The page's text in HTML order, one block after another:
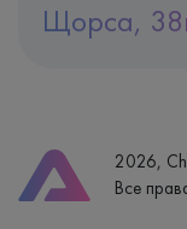
Щорса,
Часы работы
пн-вс: 7:30-15:00
2026,
Все